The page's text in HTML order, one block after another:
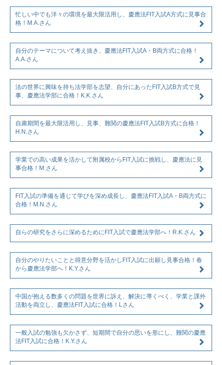
忙しい中でも洋々の環境を最大限活用し、慶應法FIT入試A方式に見事合
格！M.A.さん
自分のテーマについて考え抜き、慶應法FIT入試A・B両方式に合格！
A.A.さん
法の世界に興味を持ち法学部を志望、自分にあったFIT入試B方式で見
事、慶應法学部に合格！K.K.さん
自粛期間を最大限活用し、見事、難関の慶應法FIT入試B方式に合格！
H.N.さん
学業での高い成果を活かして附属校からFIT入試に挑戦し、慶應法に見
事合格！M.さん
FIT入試の準備を通じて学びを深め成長し、慶應法FIT入試A・B両方式に
合格！M.N.さん
自らの研究をさらに深めるためにFIT入試で慶應法学部へ！R.K.さん
自分のやりたいことと得意分野を活かしFIT入試に出願し見事合格！春
から慶應法学部へ！K.Y.さん
中国が抱える数多くの問題を世界に訴え、解決に導くべく、学業と課外
活動を両立し、慶應法FIT入試に合格！Lさん
一般入試の勉強も欠かさず、短期間で自分の思いを形にし、難関の慶應
法FIT入試に合格！K.Y.さん